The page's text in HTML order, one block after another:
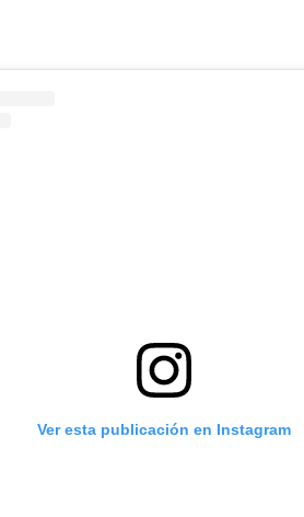
Ver esta publicación en Instagram